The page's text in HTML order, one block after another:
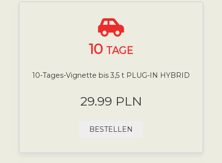
10 TAGE
10-Tages-Vignette bis 3,5 t PLUG-IN HYBRID
29.99 PLN
BESTELLEN